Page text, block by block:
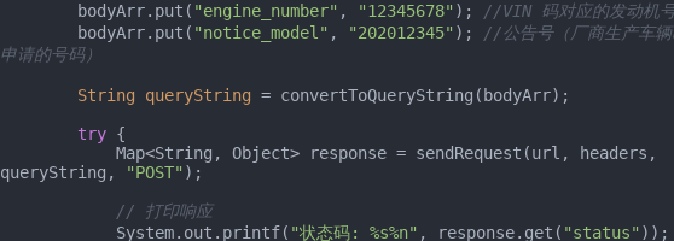
        bodyArr.put(
"engine_number" , "12345678" );
//VIN 码对应的发动机
        bodyArr.put(
"notice_model" , "202012345" );
//公告号（厂商生产车
申请的号码）
String queryString = convertToQueryString(bodyArr);
try {
queryString,
"POST" );
// 打印响应
            System.out.printf(
"状态码: %s%n" , response.get( "status" ));